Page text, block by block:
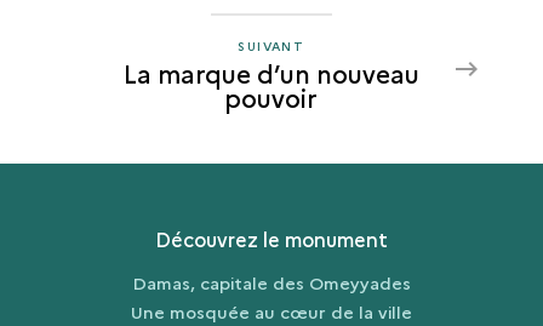
MARQUE
D’UN
NOUVEAU
POUVOIR
SUIVANT
LA
MARQUE
NOUVEAU
SUIVANT
La marque d’un nouveau
pouvoir
Découvrez le monument
Damas, capitale des Omeyyades
Une mosquée au cœur de la ville